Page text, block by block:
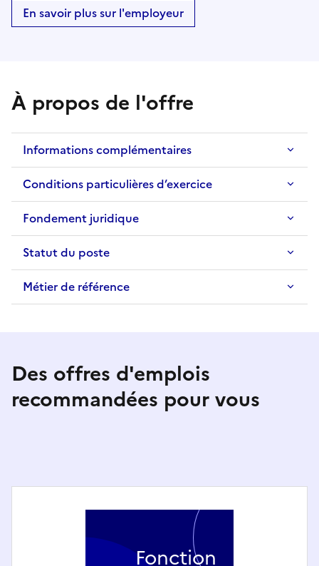
En savoir plus sur l'employeur
À propos de l'offre
Informations complémentaires
Conditions particulières d’exercice
Fondement juridique
Statut du poste
Métier de référence
Des offres d'emplois
recommandées pour vous
Fonction